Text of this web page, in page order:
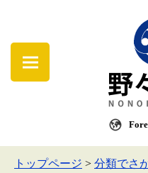
トップページ > 分類でさ